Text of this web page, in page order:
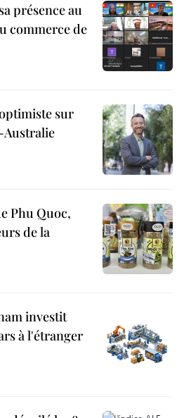
présence au
commerce de
sur
Australie
Phu Quoc,
de la
investit
à l'étranger